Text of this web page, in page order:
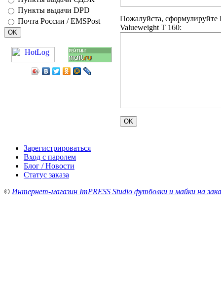
Пункты выдачи DPD
Почта России / EMSPost
Пожалуйста,
Valueweight T 160:
Зарегистрироваться
Вход с паролем
Блог / Новости
Статус заказа
© Интернет-магазин ImPRESS Studio футболки и майки на